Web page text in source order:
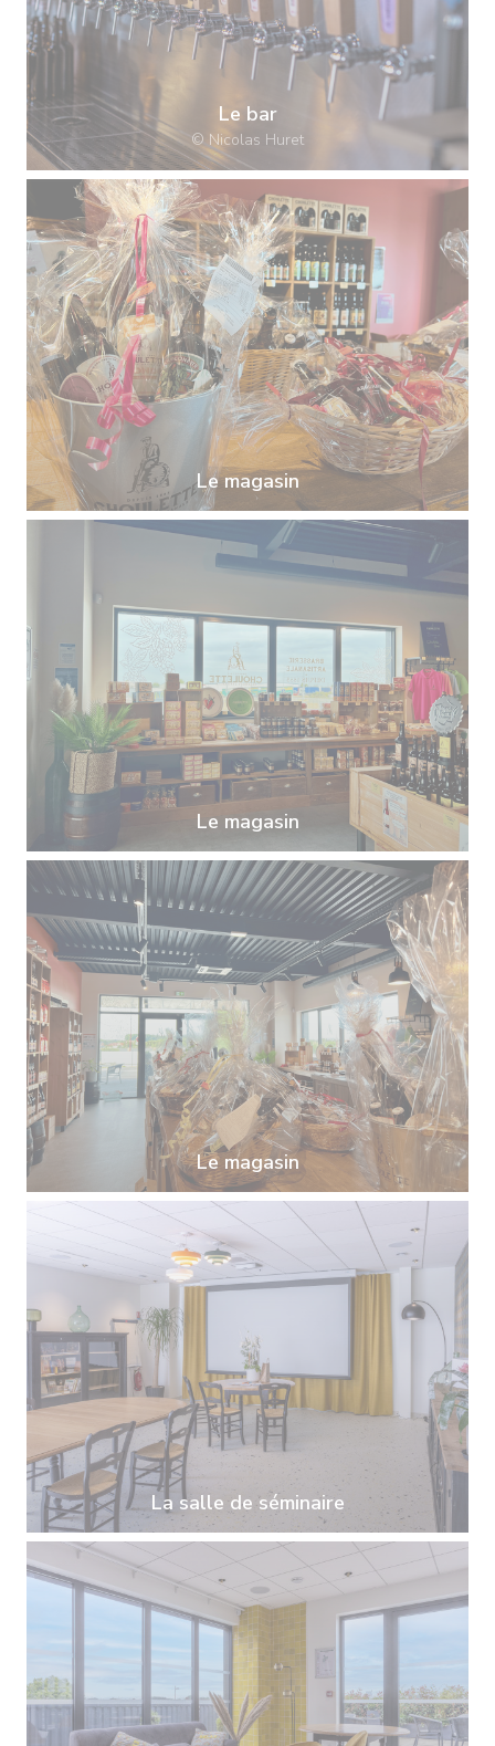
Le bar
© Nicolas Huret
Le magasin
Le magasin
Le magasin
La salle de séminaire